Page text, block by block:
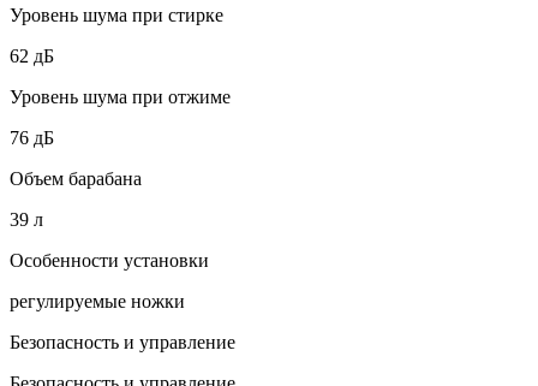
Уровень шума при стирке
62 дБ
Уровень шума при отжиме
76 дБ
Объем барабана
39 л
Особенности установки
регулируемые ножки
Безопасность и управление